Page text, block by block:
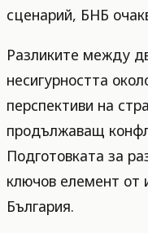
сценарий, БНБ
Разликите между
несигурността
перспективи на
продължаващ
Подготовката за
ключов елемент от
България.